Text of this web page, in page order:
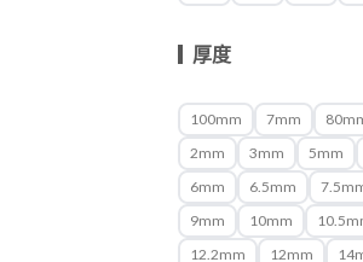
厚度
100mm 7mm
2mm
3mm 5mm
6mm
6.5mm
9mm
10mm
12.2mm
12mm